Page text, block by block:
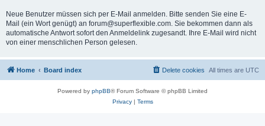
Neue Benutzer müssen sich per E-Mail anmelden. Bitte senden Sie eine E-
Mail (ein Wort genügt) an forum@superflexible.com. Sie bekommen dann als
automatische Antwort sofort den Anmeldelink zugesandt. Ihre E-Mail wird nicht
von einer menschlichen Person gelesen.
Home Board index All times are UTC
Delete cookies
Powered by phpBB® Forum Software © phpBB Limited
Privacy| Terms